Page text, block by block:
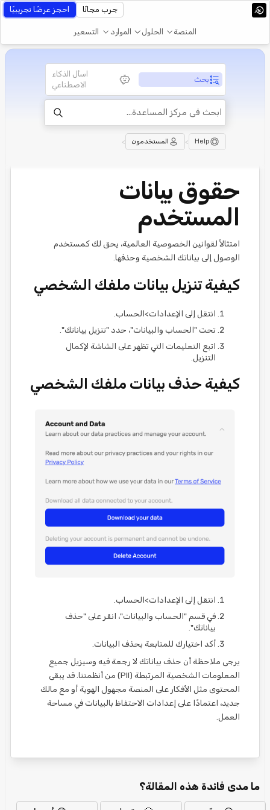
المنصة الحلول الموارد التسعير
جرب مجانًا احجز عرضًا تجريبيًا
بحث
اسأل الذكاء
الاصطناعي
Help
> المستخدمون >
حقوق بيانات
المستخدم
امتثالاً لقوانين الخصوصية العالمية، يحق لك كمستخدم
الوصول إلى بياناتك الشخصية وحذفها.
كيفية تنزيل بيانات ملفك الشخصي
انتقل إلى الإعدادات>الحساب.
تحت "الحساب والبيانات"، حدد "تنزيل بياناتك".
اتبع التعليمات التي تظهر على الشاشة لإكمال
التنزيل.
كيفية حذف بيانات ملفك الشخصي
انتقل إلى الإعدادات>الحساب.
في قسم "الحساب والبيانات"، انقر على "حذف
بياناتك".
أكد اختيارك للمتابعة بحذف البيانات.
يرجى ملاحظة أن حذف بياناتك لا رجعة فيه وسيزيل جميع
المعلومات الشخصية المرتبطة (PII) من أنظمتنا. قد يبقى
المحتوى مثل الأفكار على المنصة مجهول الهوية أو مع مالك
جديد، اعتمادًا على إعدادات الاحتفاظ بالبيانات في مساحة
العمل.
ما مدى فائدة هذه المقالة؟